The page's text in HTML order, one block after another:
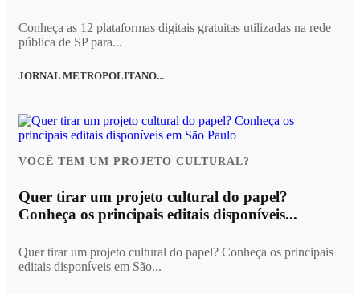
Conheça as 12 plataformas digitais gratuitas utilizadas na rede
pública de SP para...
JORNAL METROPOLITANO...
VOCÊ TEM UM PROJETO CULTURAL?
Quer tirar um projeto cultural do papel?
Conheça os principais editais disponíveis...
Quer tirar um projeto cultural do papel? Conheça os principais
editais disponíveis em São...